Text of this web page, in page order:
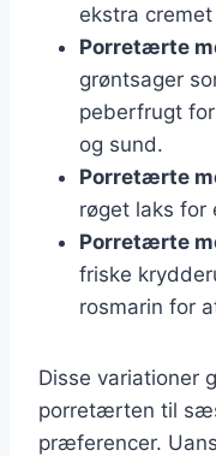
ekstra
Porretærte
grøntsager
peberfrugt
og sund.
Porretærte
røget laks for
Porretærte
friske
rosmarin for
Disse variationer
porretærten til
præferencer.